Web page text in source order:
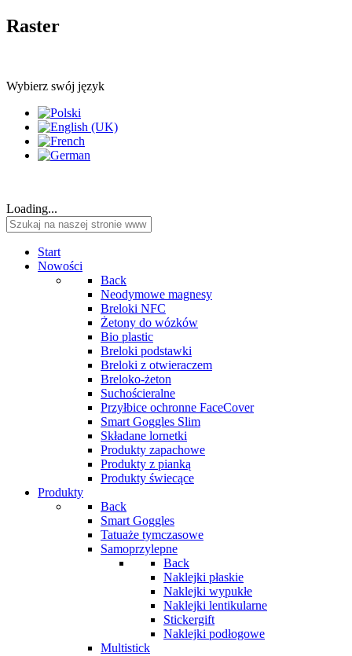
Raster
Wybierz swój język
Loading...
Start
Nowości
Back
Neodymowe magnesy
Breloki NFC
Żetony do wózków
Bio plastic
Breloki podstawki
Breloki z otwieraczem
Breloko-żeton
Suchościeralne
Przyłbice ochronne FaceCover
Smart Goggles Slim
Składane lornetki
Produkty zapachowe
Produkty z pianką
Produkty świecące
Produkty
Back
Smart Goggles
Tatuaże tymczasowe
Samoprzylepne
Back
Naklejki płaskie
Naklejki wypukłe
Naklejki lentikularne
Stickergift
Naklejki podłogowe
Multistick